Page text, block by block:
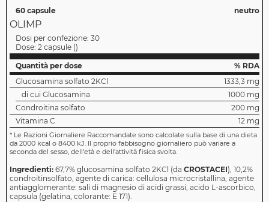
60 capsule neutro
OLIMP
Dosi per confezione: 30
Dose: 2 capsule ()
Quantità per dose
% RDA
Glucosamina solfato 2KCl
1333,3 mg
di cui Glucosamina
1000 mg
Condroitina solfato
200 mg
Vitamina C
12 mg
* Le Razioni Giornaliere Raccomandate sono calcolate sulla base di una dieta
da 2000 kcal o 8400 kJ. Il proprio fabbisogno giornaliero può variare a
seconda del sesso, dell'età e dell'attività fisica svolta.
Ingredienti: 67,7% glucosamina solfato 2KCl (da CROSTACEI), 10,2%
condroitinsolfato, agente di carica: cellulosa microcristallina, agente
antiagglomerante: sali di magnesio di acidi grassi, acido L-ascorbico,
capsula (gelatina, colorante: E 171).